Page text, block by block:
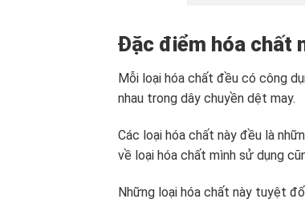
Đặc điểm hóa chất
Mỗi loại hóa chất đều có công
nhau trong dây chuyền dệt may.
Các loại hóa chất này đều là
về loại hóa chất mình sử dụng
Những loại hóa chất này tuyệt